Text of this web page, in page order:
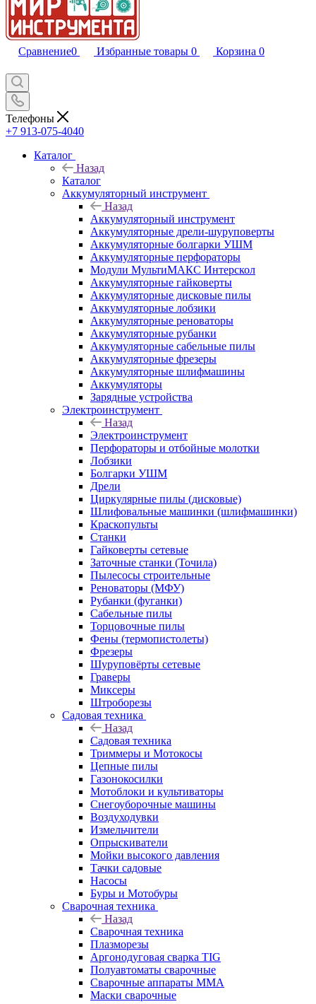
Сравнение0 Избранные товары 0 Корзина 0
Телефоны
+7 913-075-4040
Каталог
Назад
Каталог
Аккумуляторный инструмент
Назад
Аккумуляторный инструмент
Аккумуляторные дрели-шуруповерты
Аккумуляторные болгарки УШМ
Аккумуляторные перфораторы
Модули МультиМАКС Интерскол
Аккумуляторные гайковерты
Аккумуляторные дисковые пилы
Аккумуляторные лобзики
Аккумуляторные реноваторы
Аккумуляторные рубанки
Аккумуляторные сабельные пилы
Аккумуляторные фрезеры
Аккумуляторные шлифмашины
Аккумуляторы
Зарядные устройства
Электроинструмент
Назад
Электроинструмент
Перфораторы и отбойные молотки
Лобзики
Болгарки УШМ
Дрели
Циркулярные пилы (дисковые)
Шлифовальные машинки (шлифмашинки)
Краскопульты
Станки
Гайковерты сетевые
Заточные станки (Точила)
Пылесосы строительные
Реноваторы (МФУ)
Рубанки (фуганки)
Сабельные пилы
Торцовочные пилы
Фены (термопистолеты)
Фрезеры
Шуруповёрты сетевые
Граверы
Миксеры
Штроборезы
Садовая техника
Назад
Садовая техника
Триммеры и Мотокосы
Цепные пилы
Газонокосилки
Мотоблоки и культиваторы
Снегоуборочные машины
Воздуходувки
Измельчители
Опрыскиватели
Мойки высокого давления
Тачки садовые
Насосы
Буры и Мотобуры
Сварочная техника
Назад
Сварочная техника
Плазморезы
Аргонодуговая сварка TIG
Полуавтоматы сварочные
Сварочные аппараты ММА
Маски сварочные